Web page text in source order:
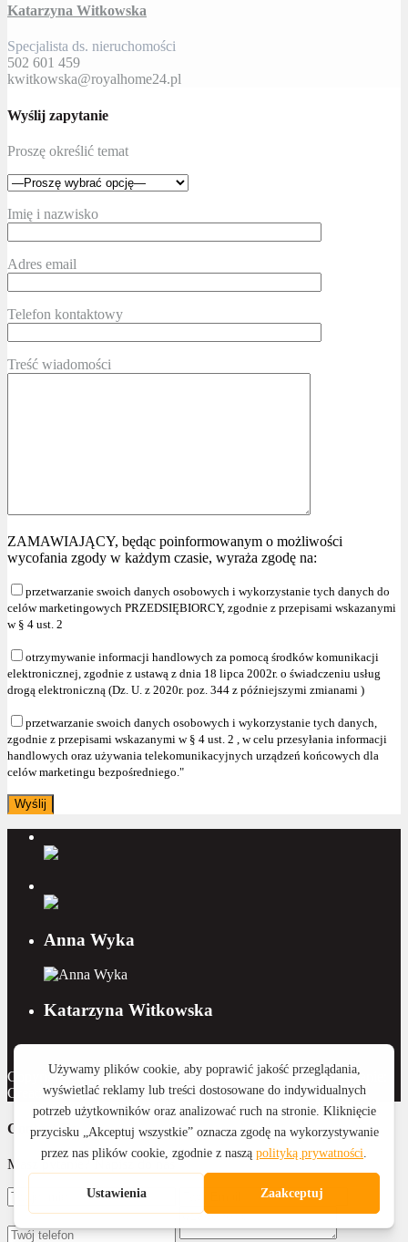
Katarzyna Witkowska
Specjalista ds. nieruchomości
502 601 459
kwitkowska@royalhome24.pl
Wyślij zapytanie
Proszę określić temat
Imię i nazwisko
Adres email
Telefon kontaktowy
Treść wiadomości
ZAMAWIAJĄCY, będąc poinformowanym o możliwości
wycofania zgody w każdym czasie, wyraża zgodę na:
przetwarzanie swoich danych osobowych i wykorzystanie tych danych do
celów marketingowych PRZEDSIĘBIORCY, zgodnie z przepisami wskazanymi
w § 4 ust. 2
otrzymywanie informacji handlowych za pomocą środków komunikacji
elektronicznej, zgodnie z ustawą z dnia 18 lipca 2002r. o świadczeniu usług
drogą elektroniczną (Dz. U. z 2020r. poz. 344 z późniejszymi zmianami )
przetwarzanie swoich danych osobowych i wykorzystanie tych danych,
zgodnie z przepisami wskazanymi w § 4 ust. 2 , w celu przesyłania informacji
handlowych oraz używania telekomunikacyjnych urządzeń końcowych dla
celów marketingu bezpośredniego."
Anna Wyka
Katarzyna Witkowska
Copyright 2015 - 2026 Royal Home Nieruchomości | Wykonanie:
CreativeOne
Contact Us
Masz pytanie? Napisz do nas